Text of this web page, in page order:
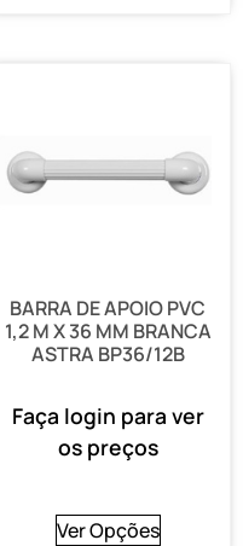
BARRA DE APOIO PVC
1,2 M X 36 MM BRANCA
ASTRA BP36/12B
Faça login para ver
os preços
Ver Opções